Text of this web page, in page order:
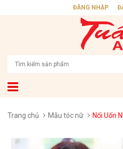
ĐĂNG NHẬP
Trang chủ Mẫu tóc nữ Nối Uốn